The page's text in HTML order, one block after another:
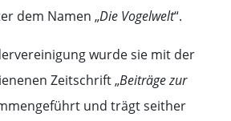
dem Namen „Die Vogelwelt“.
wurde sie mit der
Zeitschrift „Beiträge zur
und trägt seither